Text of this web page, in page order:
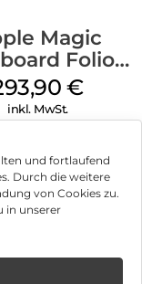
und fortlaufend
Durch die weitere
von Cookies zu.
in unserer
Magic
Folio
(10.Gen.)
Weiß
€
inkl. MwSt.